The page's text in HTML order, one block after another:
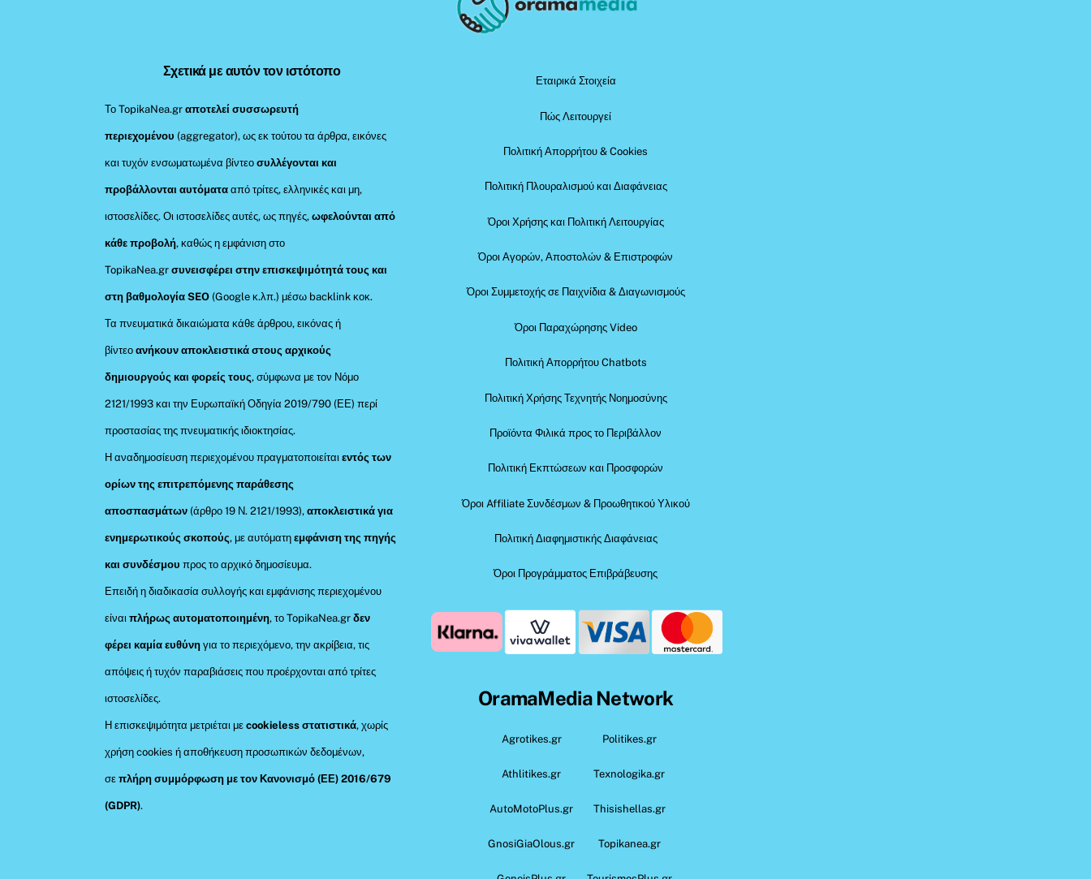
To
Σχετικά με αυτόν τον ιστότοπο
Το TopikaNea.grαποτελεί συσσωρευτή
περιεχομένου (aggregator), ως εκ τούτου τα άρθρα, εικόνες
και τυχόν ενσωματωμένα βίντεοσυλλέγονται και
προβάλλονται αυτόματααπό τρίτες, ελληνικές και μη,
ιστοσελίδες. Οι ιστοσελίδες αυτές, ως πηγές,ωφελούνται από
κάθε προβολή, καθώς η εμφάνιση στο
TopikaNea.gr συνεισφέρει στην επισκεψιμότητά τους και
στη βαθμολογία SEO (Google κ.λπ.) μέσω backlink κοκ.
Τα πνευματικά δικαιώματα κάθε άρθρου, εικόνας ή
βίντεοανήκουν αποκλειστικά στους αρχικούς
δημιουργούς και φορείς τους, σύμφωνα με τον Νόμο
2121/1993 και την Ευρωπαϊκή Οδηγία 2019/790 (ΕΕ) περί
προστασίας της πνευματικής ιδιοκτησίας.
Η αναδημοσίευση περιεχομένου πραγματοποιείταιεντός των
ορίων της επιτρεπόμενης παράθεσης
αποσπασμάτων (άρθρο 19 Ν. 2121/1993), αποκλειστικά για
ενημερωτικούς σκοπούς, με αυτόματηεμφάνιση της πηγής
και συνδέσμου προς το αρχικό δημοσίευμα.
Επειδή η διαδικασία συλλογής και εμφάνισης περιεχομένου
είναιπλήρως αυτοματοποιημένη, το TopikaNea.grδεν
φέρει καμία ευθύνη για το περιεχόμενο, την ακρίβεια, τις
απόψεις ή τυχόν παραβιάσεις που προέρχονται από τρίτες
ιστοσελίδες.
Η επισκεψιμότητα μετριέται μεcookieless στατιστικά, χωρίς
χρήση cookies ή αποθήκευση προσωπικών δεδομένων,
σεπλήρη συμμόρφωση με τον Κανονισμό (ΕΕ) 2016/679
(GDPR).
Εταιρικά Στοιχεία
Πώς Λειτουργεί
Πολιτική Απορρήτου & Cookies
Πολιτική Πλουραλισμού και Διαφάνειας
Όροι Χρήσης και Πολιτική Λειτουργίας
Όροι Αγορών, Αποστολών & Επιστροφών
Όροι Συμμετοχής σε Παιχνίδια & Διαγωνισμούς
Όροι Παραχώρησης Video
Πολιτική Απορρήτου Chatbots
Πολιτική Χρήσης Τεχνητής Νοημοσύνης
Προϊόντα Φιλικά προς το Περιβάλλον
Πολιτική Εκπτώσεων και Προσφορών
Όροι Affiliate Συνδέσμων & Προωθητικού Υλικού
Πολιτική Διαφημιστικής Διαφάνειας
Όροι Προγράμματος Επιβράβευσης
OramaMedia Network
Agrotikes.gr Politikes.gr
Athlitikes.gr Texnologika.gr
AutoMotoPlus.gr Thisishellas.gr
GnosiGiaOlous.gr Topikanea.gr